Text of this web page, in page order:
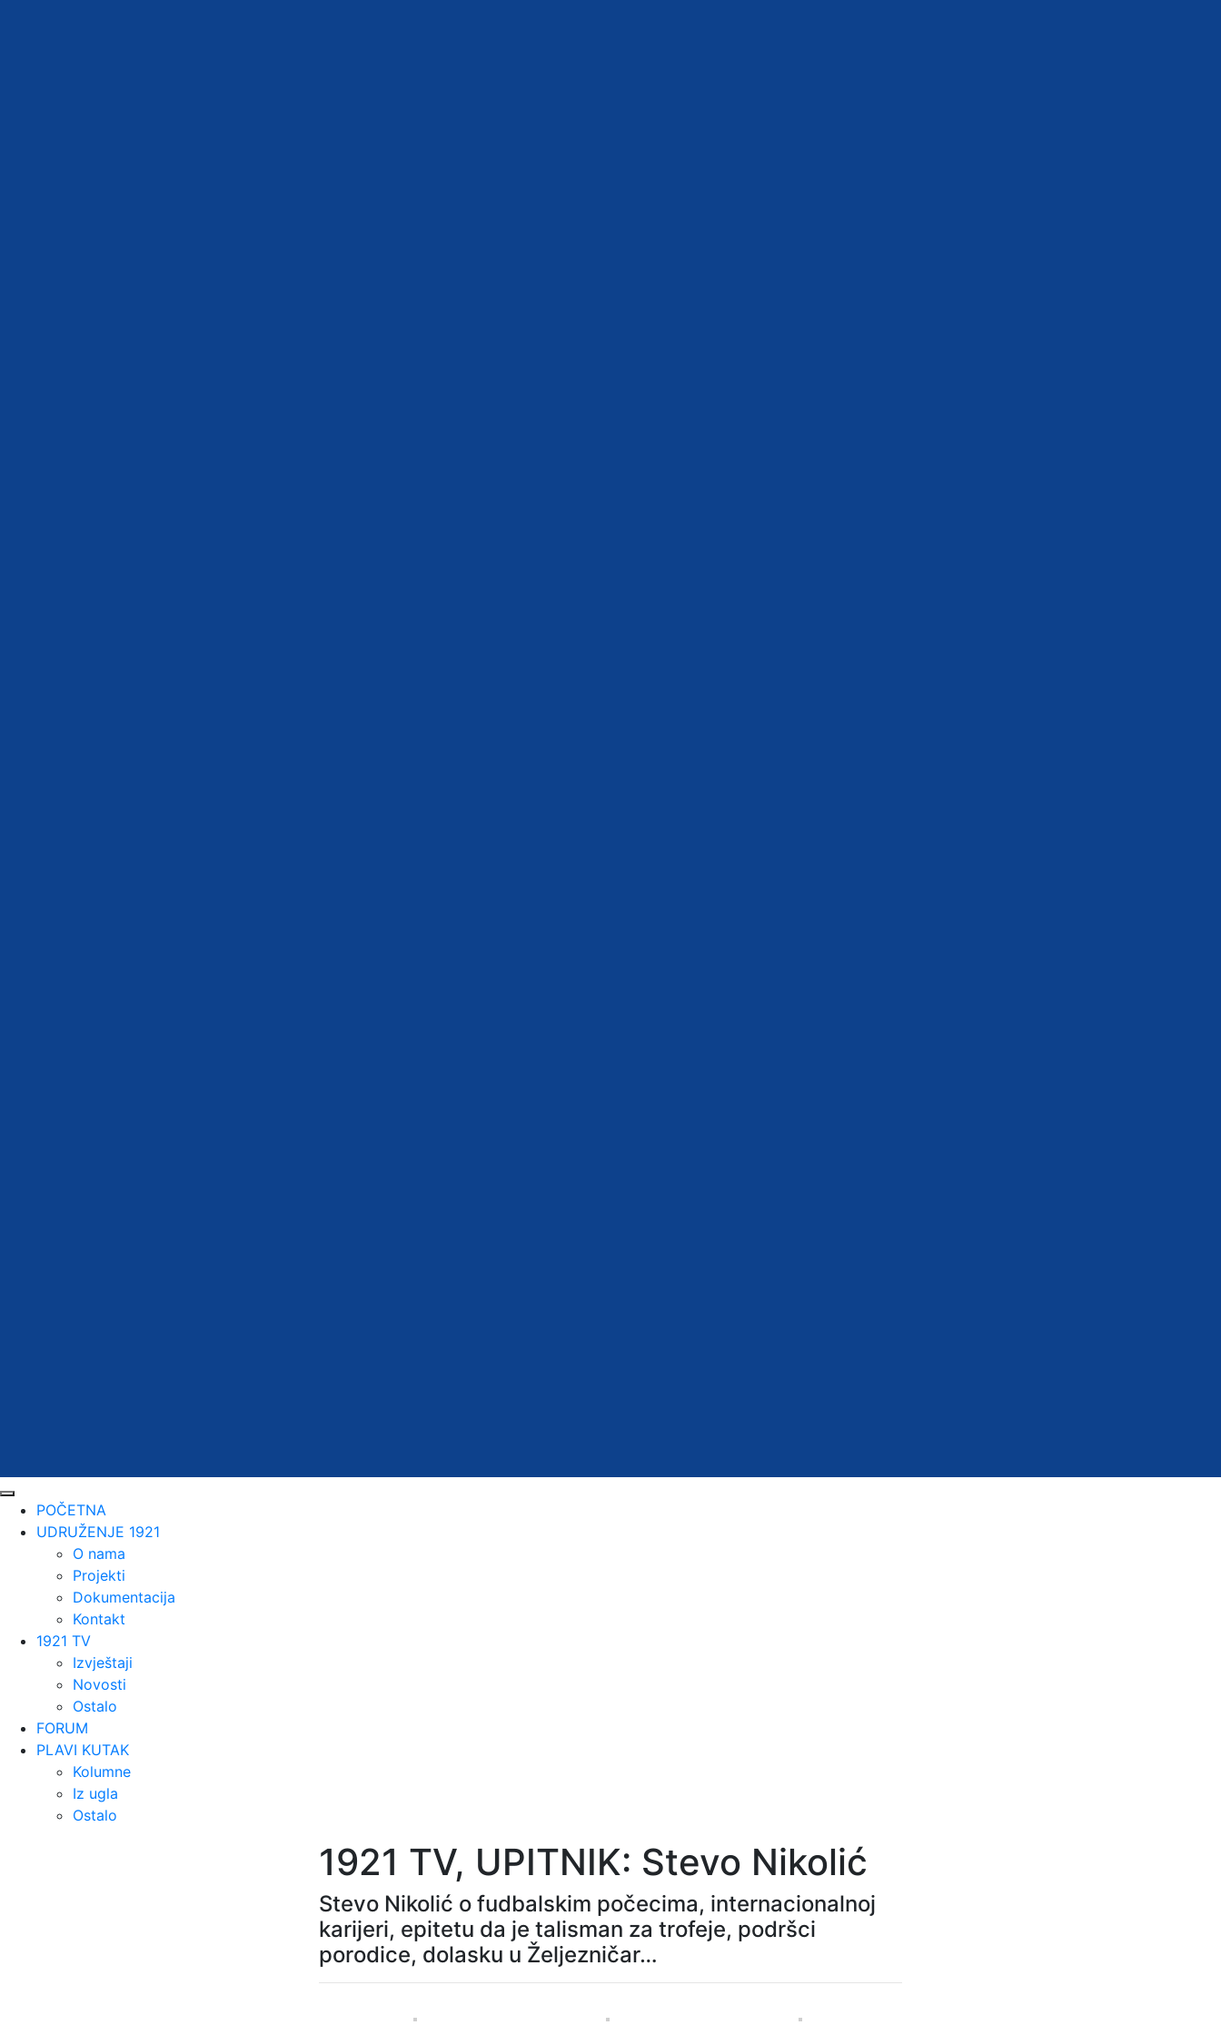
POČETNA
UDRUŽENJE 1921
O nama
Projekti
Dokumentacija
Kontakt
1921 TV
Izvještaji
Novosti
Ostalo
FORUM
PLAVI KUTAK
Kolumne
Iz ugla
Ostalo
1921 TV, UPITNIK: Stevo Nikolić
Stevo Nikolić o fudbalskim počecima, internacionalnoj
karijeri, epitetu da je talisman za trofeje, podršci
porodice, dolasku u Željezničar…